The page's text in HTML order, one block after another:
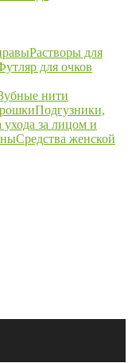
Растворы для
для очков
нити
Подгузники,
ухода за лицом и
Средства женской